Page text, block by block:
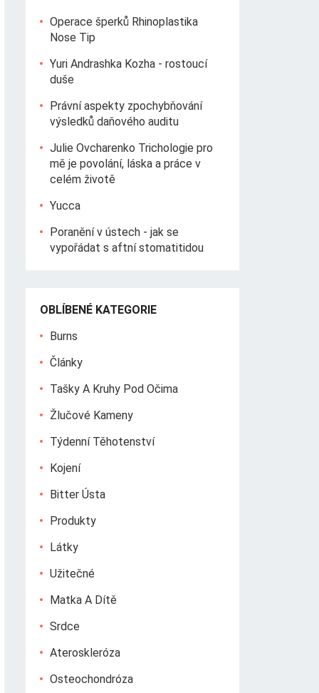
Operace šperků Rhinoplastika
Nose Tip
Yuri Andrashka Kozha - rostoucí
duše
Právní aspekty zpochybňování
výsledků daňového auditu
Julie Ovcharenko Trichologie pro
mě je povolání, láska a práce v
celém životě
Yucca
Poranění v ústech - jak se
vypořádat s aftní stomatitidou
OBLÍBENÉ KATEGORIE
Burns
Články
Tašky A Kruhy Pod Očima
Žlučové Kameny
Týdenní Těhotenství
Kojení
Bitter Ústa
Produkty
Látky
Užitečné
Matka A Dítě
Srdce
Ateroskleróza
Osteochondróza